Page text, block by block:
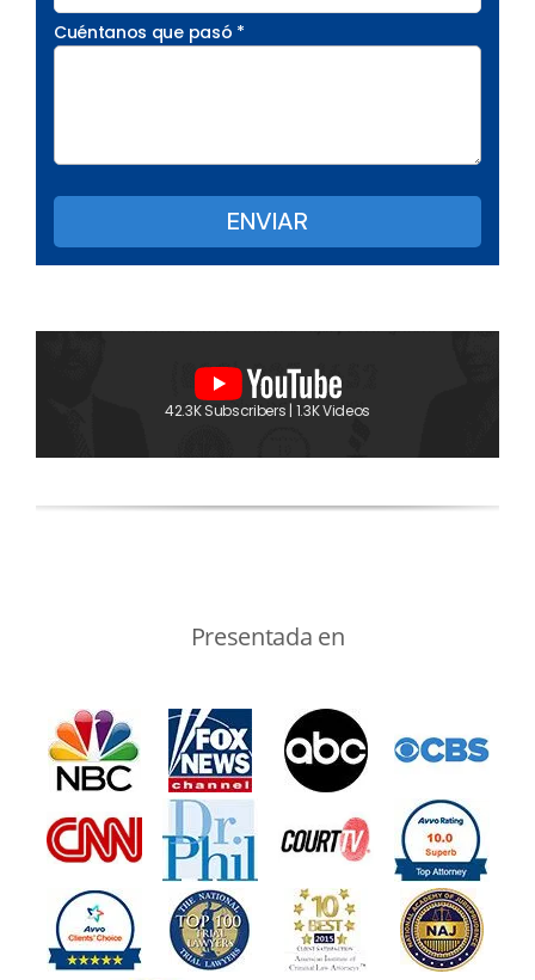
Cuéntanos que pasó *
42.3K Subscribers | 1.3K Videos
Presentada en